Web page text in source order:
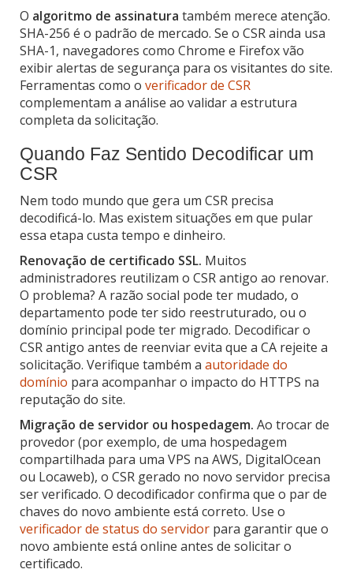
O algoritmo de assinatura também merece atenção.
SHA-256 é o padrão de mercado. Se o CSR ainda usa
SHA-1, navegadores como Chrome e Firefox vão
exibir alertas de segurança para os visitantes do site.
Ferramentas como o verificador de CSR
complementam a análise ao validar a estrutura
completa da solicitação.
Quando Faz Sentido Decodificar um
CSR
Nem todo mundo que gera um CSR precisa
decodificá-lo. Mas existem situações em que pular
essa etapa custa tempo e dinheiro.
Renovação de certificado SSL. Muitos
administradores reutilizam o CSR antigo ao renovar.
O problema? A razão social pode ter mudado, o
departamento pode ter sido reestruturado, ou o
domínio principal pode ter migrado. Decodificar o
CSR antigo antes de reenviar evita que a CA rejeite a
solicitação. Verifique também a autoridade do
domínio para acompanhar o impacto do HTTPS na
reputação do site.
Migração de servidor ou hospedagem. Ao trocar de
provedor (por exemplo, de uma hospedagem
compartilhada para uma VPS na AWS, DigitalOcean
ou Locaweb), o CSR gerado no novo servidor precisa
ser verificado. O decodificador confirma que o par de
chaves do novo ambiente está correto. Use o
verificador de status do servidor para garantir que o
novo ambiente está online antes de solicitar o
certificado.